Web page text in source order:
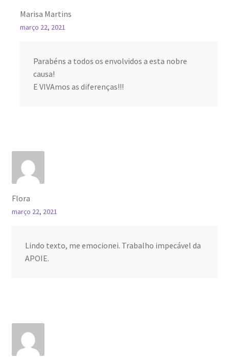
Marisa Martins
março 22, 2021
Parabéns a todos os envolvidos a esta nobre
causa!
E VIVAmos as diferenças!!!
Flora
março 22, 2021
Lindo texto, me emocionei. Trabalho impecável da
APOIE.